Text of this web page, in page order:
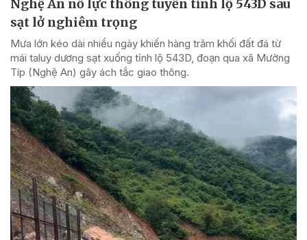
Nghệ An nỗ lực thông tuyến tỉnh lộ 543D sau
sạt lở nghiêm trọng
Mưa lớn kéo dài nhiều ngày khiến hàng trăm khối đất đá từ
mái taluy dương sạt xuống tỉnh lộ 543D, đoạn qua xã Mường
Típ (Nghệ An) gây ách tắc giao thông.